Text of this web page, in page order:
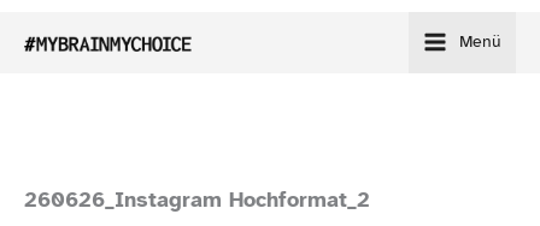
Inhalt
Menü
260626_​Instagram Hochformat_2